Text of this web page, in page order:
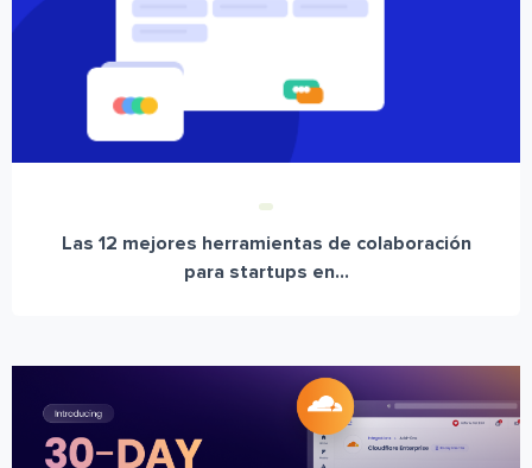
Las 12 mejores herramientas de colaboración
para startups en...